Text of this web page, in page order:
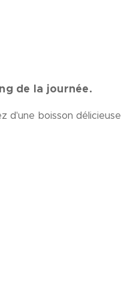
de la journée.
d'une boisson délicieuse